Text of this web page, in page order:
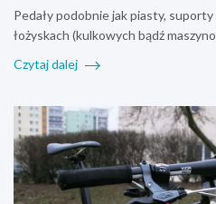
Pedały podobnie jak piasty,
łożyskach (kulkowych bądź
Czytaj dalej